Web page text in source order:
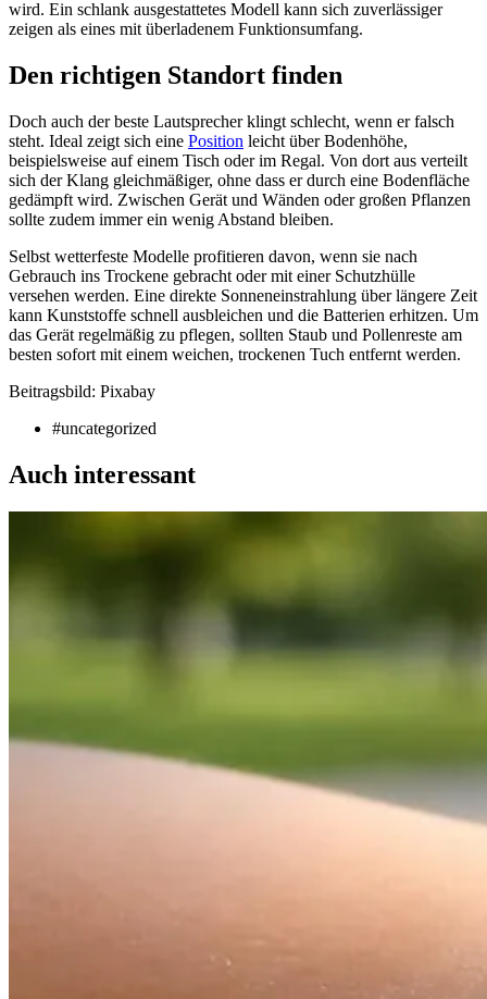
wird. Ein schlank ausgestattetes Modell kann sich zuverlässiger
zeigen als eines mit überladenem Funktionsumfang.
Den richtigen Standort finden
Doch auch der beste Lautsprecher klingt schlecht, wenn er falsch
steht. Ideal zeigt sich eine Position leicht über Bodenhöhe,
beispielsweise auf einem Tisch oder im Regal. Von dort aus verteilt
sich der Klang gleichmäßiger, ohne dass er durch eine Bodenfläche
gedämpft wird. Zwischen Gerät und Wänden oder großen Pflanzen
sollte zudem immer ein wenig Abstand bleiben.
Selbst wetterfeste Modelle profitieren davon, wenn sie nach
Gebrauch ins Trockene gebracht oder mit einer Schutzhülle
versehen werden. Eine direkte Sonneneinstrahlung über längere Zeit
kann Kunststoffe schnell ausbleichen und die Batterien erhitzen. Um
das Gerät regelmäßig zu pflegen, sollten Staub und Pollenreste am
besten sofort mit einem weichen, trockenen Tuch entfernt werden.
Beitragsbild: Pixabay
#uncategorized
Auch interessant